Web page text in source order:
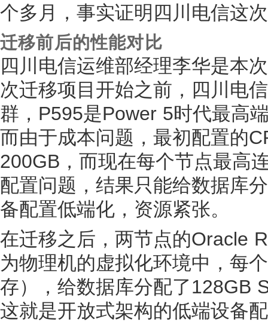
个多月，事实证明四川电信这
迁移前后的性能对比
四川电信运维部经理李华是本
次迁移项目开始之前，四川电
群，P595是Power 5时代最高
而由于成本问题，最初配置的
200GB，而现在每个节点最高
配置问题，结果只能给数据库
备配置低端化，资源紧张。
在迁移之后，两节点的Oracle
为物理机的虚拟化环境中，每
存），给数据库分配了128GB
这就是开放式架构的低端设备